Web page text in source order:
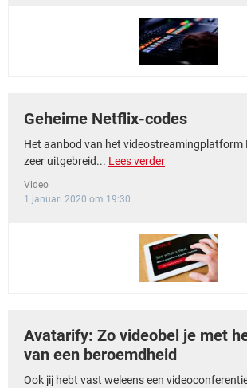
Geheime Netflix-codes
Het aanbod van het videostreamingplatform
zeer uitgebreid... Lees verder
Video
1 januari 2020 om 19:30
Avatarify: Zo videobel je met
van een beroemdheid
Ook jij hebt vast weleens een